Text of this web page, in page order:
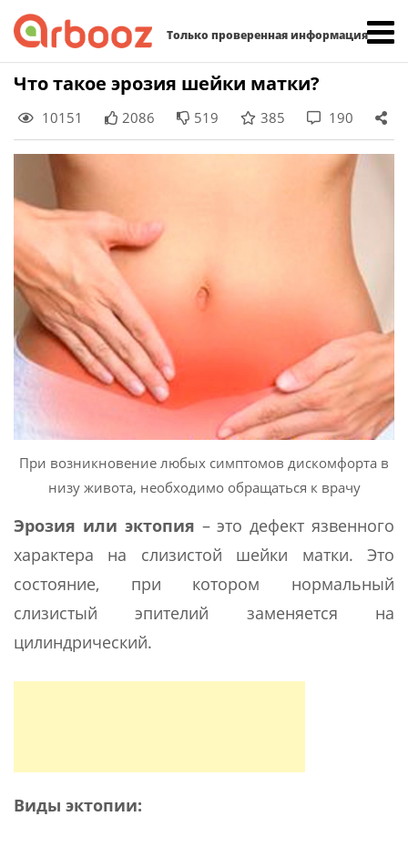
Только проверенная информация
Skip
content
Что такое эрозия шейки матки?
10151 2086 519 385 190
При возникновение любых симптомов дискомфорта в
низу живота, необходимо обращаться к врачу
Эрозия или эктопия – это дефект язвенного
характера на слизистой шейки матки. Это
состояние, при котором нормальный
слизистый эпителий заменяется на
цилиндрический.
Виды эктопии:
Найти: